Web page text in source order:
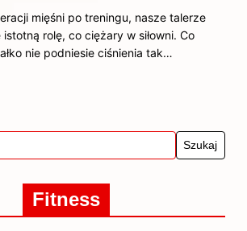
mięśni po treningu, nasze talerze
rolę, co ciężary w siłowni. Co
nie podniesie ciśnienia tak…
Fitness